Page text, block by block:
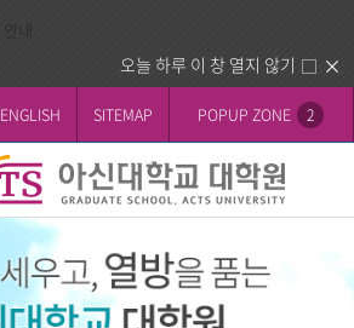
오늘 하루 이 창 열지 않기
ENGLISH SITEMAP POPUP ZONE 2